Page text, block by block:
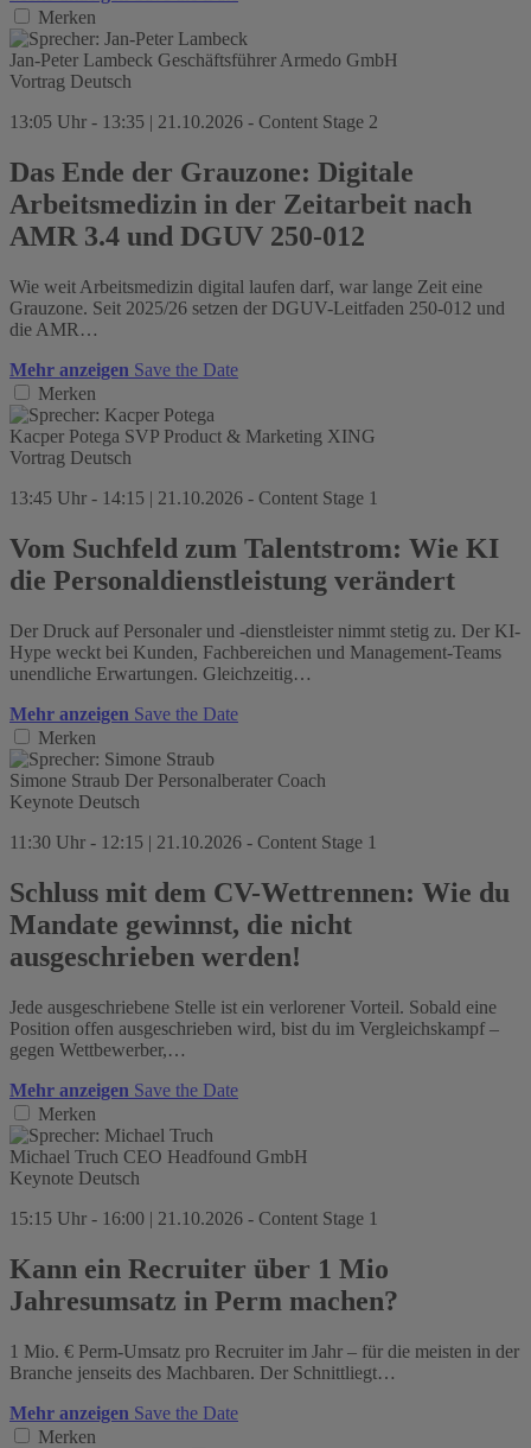
Merken
Jan-Peter Lambeck Geschäftsführer Armedo GmbH
Vortrag Deutsch
13:05 Uhr - 13:35 | 21.10.2026 - Content Stage 2
Das Ende der Grauzone: Digitale
Arbeitsmedizin in der Zeitarbeit nach
AMR 3.4 und DGUV 250-012
Wie weit Arbeitsmedizin digital laufen darf, war lange Zeit eine
Grauzone. Seit 2025/26 setzen der DGUV-Leitfaden 250-012 und
die AMR…
Mehr anzeigen Save the Date
Merken
Kacper Potega SVP Product & Marketing XING
Vortrag Deutsch
13:45 Uhr - 14:15 | 21.10.2026 - Content Stage 1
Vom Suchfeld zum Talentstrom: Wie KI
die Personaldienstleistung verändert
Der Druck auf Personaler und -dienstleister nimmt stetig zu. Der KI-
Hype weckt bei Kunden, Fachbereichen und Management-Teams
unendliche Erwartungen. Gleichzeitig…
Mehr anzeigen Save the Date
Merken
Simone Straub Der Personalberater Coach
Keynote Deutsch
11:30 Uhr - 12:15 | 21.10.2026 - Content Stage 1
Schluss mit dem CV-Wettrennen: Wie du
Mandate gewinnst, die nicht
ausgeschrieben werden!
Jede ausgeschriebene Stelle ist ein verlorener Vorteil. Sobald eine
Position offen ausgeschrieben wird, bist du im Vergleichskampf –
gegen Wettbewerber,…
Mehr anzeigen Save the Date
Merken
Michael Truch CEO Headfound GmbH
Keynote Deutsch
15:15 Uhr - 16:00 | 21.10.2026 - Content Stage 1
Kann ein Recruiter über 1 Mio
Jahresumsatz in Perm machen?
1 Mio. € Perm-Umsatz pro Recruiter im Jahr – für die meisten in der
Branche jenseits des Machbaren. Der Schnittliegt…
Mehr anzeigen Save the Date
Merken